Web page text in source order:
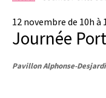
12 novembre de 10h à
Journée
Pavillon Alphonse-